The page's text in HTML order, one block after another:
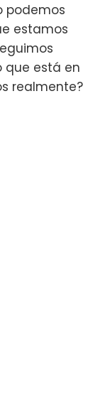
podemos
estamos
que está en
realmente?